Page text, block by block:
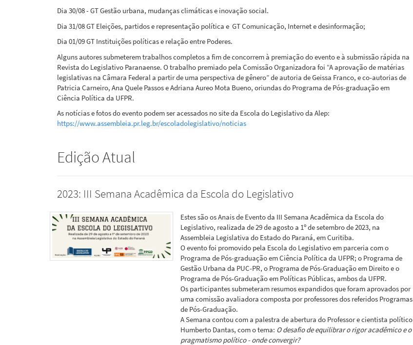
Dia 30/08 - GT Gestão urbana, mudanças climáticas e inovação social.
Dia 31/08 GT Eleições, partidos e representação política e GT Comunicação, Internet e desinformação;
Dia 01/09 GT Instituições políticas e relação entre Poderes.
Alguns autores submeterem trabalhos completos a fim de concorrem à premiação do evento e à submissão rápida na
Revista do Legislativo Paranaense. O trabalho premiado pela Comissão Organizadora foi “A aprovação de matérias
legislativas na Câmara Federal a partir de uma perspectiva de gênero” de autoria de Geissa Franco, e co-autorias de
Patricia Carneiro, Ana Quele Passos e Adriana Aureo Mota Bueno, oriundas do Programa de Pós-graduação em
Ciência Política da UFPR.
As notícias e fotos do evento podem ser acessados no site da Escola do Legislativo da Alep:
https://www.assembleia.pr.leg.br/escoladolegislativo/noticias
Edição Atual
2023: III Semana Acadêmica da Escola do Legislativo
Estes são os Anais de Evento da III Semana Acadêmica da Escola do
Legislativo, realizada de 29 de agosto a 1º de setembro de 2023, na
Assembleia Legislativa do Estado do Paraná, em Curitiba.
O evento foi promovido pela Escola do Legislativo em parceria com o
Programa de Pós-graduação em Ciência Política da UFPR; o Programa de
Gestão Urbana da PUC-PR, o Programa de Pós-Graduação em Direito e o
Programa de Pós-Graduação em Políticas Públicas, ambos da UFPR.
Os participantes submeteram resumos expandidos que foram aprovados por
uma comissão avaliadora composta por professores dos referidos Programas
de Pós-Graduação.
A Semana contou com a palestra de abertura do Professor e cientista político
Humberto Dantas, com o tema: O desafio de equilibrar o rigor acadêmico e o
pragmatismo político - onde convergir?